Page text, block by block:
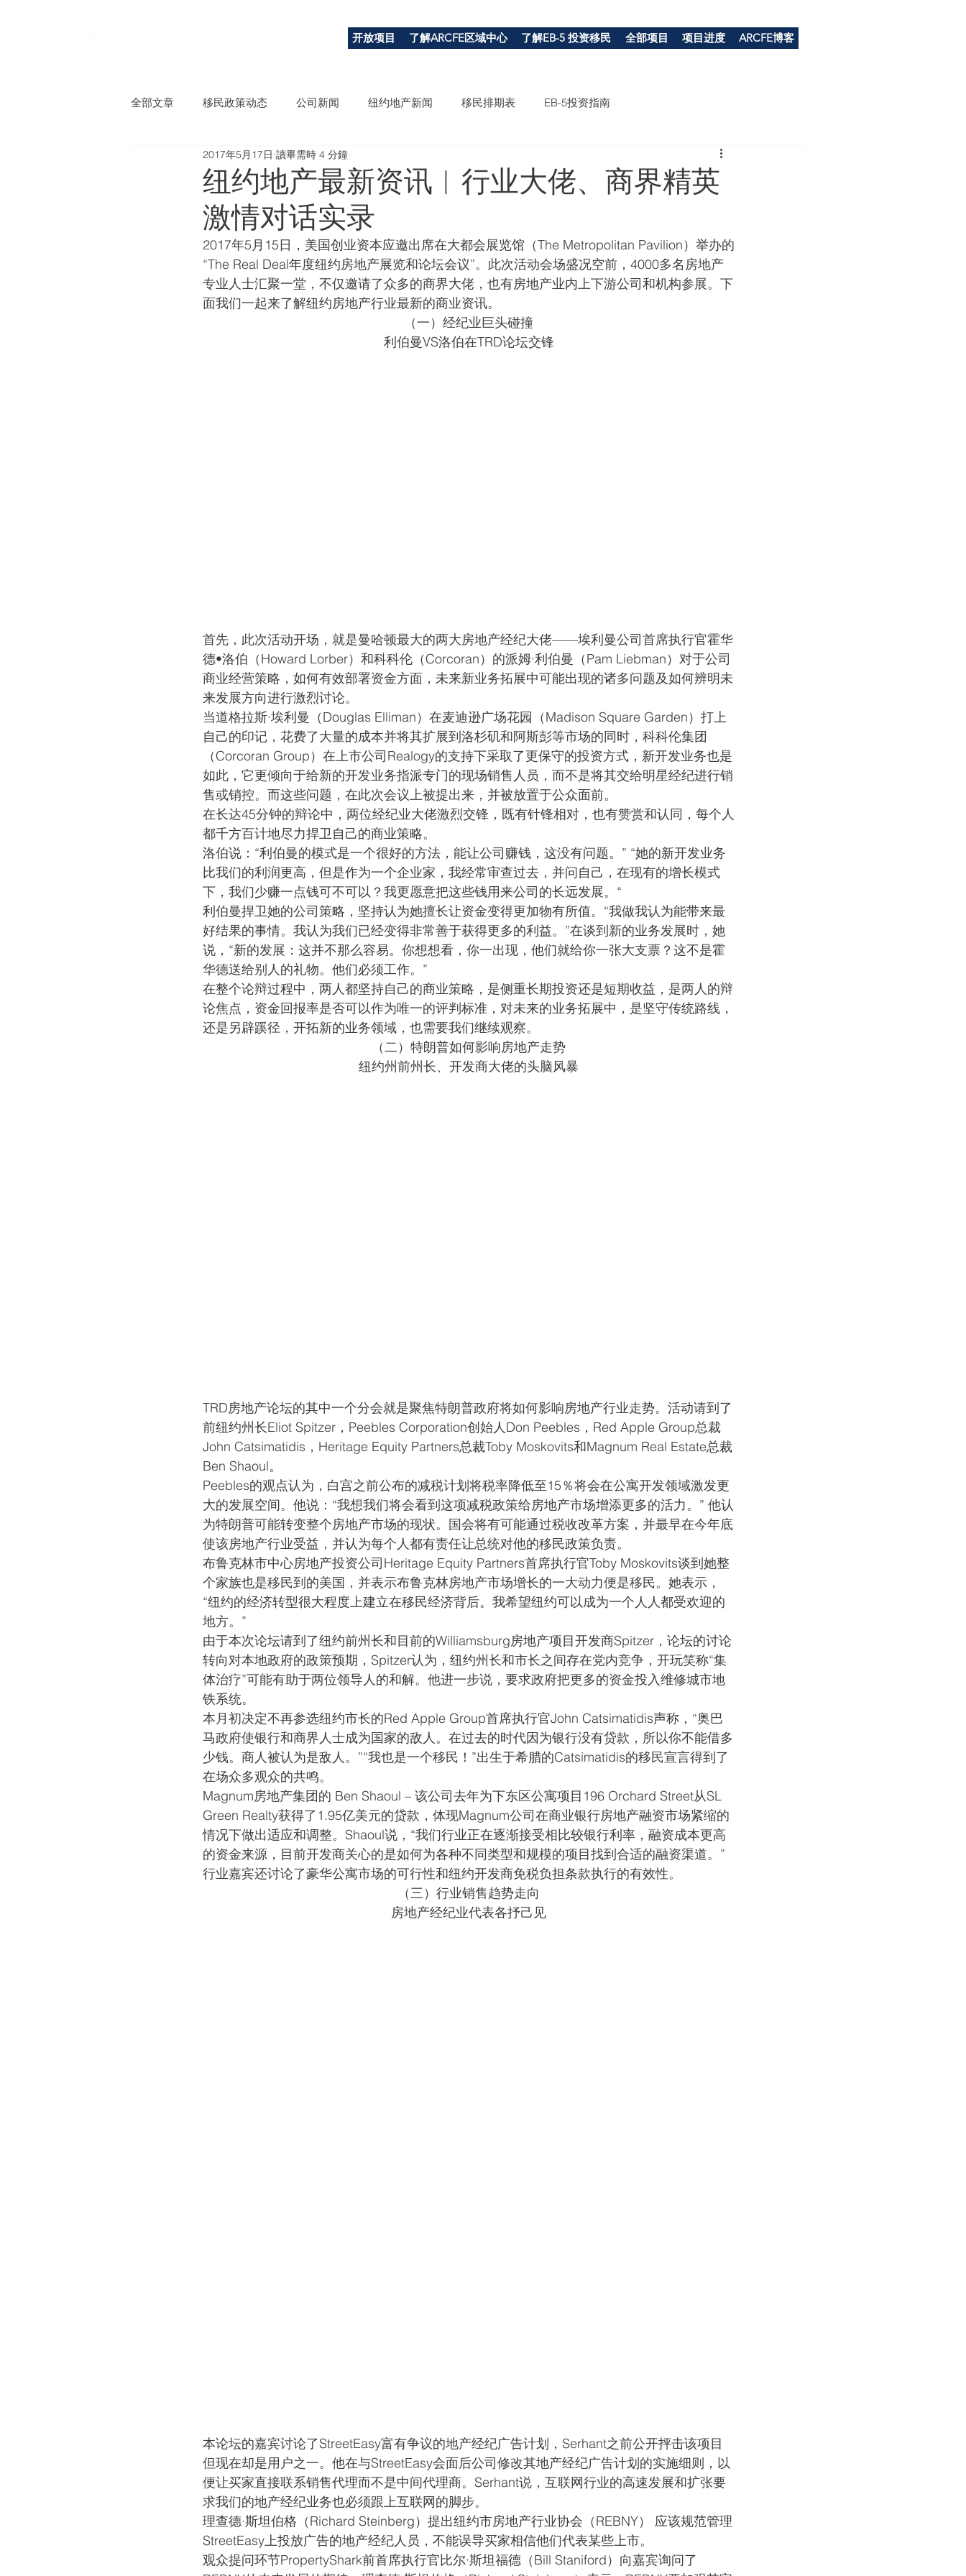
开放项目 了解ARCFE区域中心 了解EB-5 投资移民 全部项目 项目进度 ARCFE博客
全部文章 移民政策动态 公司新闻 纽约地产新闻 移民排期表 EB-5投资指南
纽约地产最新资讯︱行业大佬、商界精英
激情对话实录
2017年5月17日 讀畢需時 4 分鐘
2017年5月15日，美国创业资本应邀出席在大都会展览馆（The Metropolitan Pavilion）举办的
“The Real Deal年度纽约房地产展览和论坛会议”。此次活动会场盛况空前，4000多名房地产
专业人士汇聚一堂，不仅邀请了众多的商界大佬，也有房地产业内上下游公司和机构参展。下
面我们一起来了解纽约房地产行业最新的商业资讯。
（一）经纪业巨头碰撞
利伯曼VS洛伯在TRD论坛交锋
首先，此次活动开场，就是曼哈顿最大的两大房地产经纪大佬——埃利曼公司首席执行官霍华
德•洛伯（Howard Lorber）和科科伦（Corcoran）的派姆·利伯曼（Pam Liebman）对于公司
商业经营策略，如何有效部署资金方面，未来新业务拓展中可能出现的诸多问题及如何辨明未
来发展方向进行激烈讨论。
当道格拉斯·埃利曼（Douglas Elliman）在麦迪逊广场花园（Madison Square Garden）打上
自己的印记，花费了大量的成本并将其扩展到洛杉矶和阿斯彭等市场的同时，科科伦集团
（Corcoran Group）在上市公司Realogy的支持下采取了更保守的投资方式，新开发业务也是
如此，它更倾向于给新的开发业务指派专门的现场销售人员，而不是将其交给明星经纪进行销
售或销控。而这些问题，在此次会议上被提出来，并被放置于公众面前。
在长达45分钟的辩论中，两位经纪业大佬激烈交锋，既有针锋相对，也有赞赏和认同，每个人
都千方百计地尽力捍卫自己的商业策略。
洛伯说：“利伯曼的模式是一个很好的方法，能让公司赚钱，这没有问题。” “她的新开发业务
比我们的利润更高，但是作为一个企业家，我经常审查过去，并问自己，在现有的增长模式
下，我们少赚一点钱可不可以？我更愿意把这些钱用来公司的长远发展。“
利伯曼捍卫她的公司策略，坚持认为她擅长让资金变得更加物有所值。“我做我认为能带来最
好结果的事情。我认为我们已经变得非常善于获得更多的利益。”在谈到新的业务发展时，她
说，“新的发展：这并不那么容易。你想想看，你一出现，他们就给你一张大支票？这不是霍
华德送给别人的礼物。他们必须工作。”
在整个论辩过程中，两人都坚持自己的商业策略，是侧重长期投资还是短期收益，是两人的辩
论焦点，资金回报率是否可以作为唯一的评判标准，对未来的业务拓展中，是坚守传统路线，
还是另辟蹊径，开拓新的业务领域，也需要我们继续观察。
（二）特朗普如何影响房地产走势
纽约州前州长、开发商大佬的头脑风暴
TRD房地产论坛的其中一个分会就是聚焦特朗普政府将如何影响房地产行业走势。活动请到了
前纽约州长Eliot Spitzer，Peebles Corporation创始人Don Peebles，Red Apple Group总裁
John Catsimatidis，Heritage Equity Partners总裁Toby Moskovits和Magnum Real Estate总裁
Ben Shaoul。
Peebles的观点认为，白宫之前公布的减税计划将税率降低至15％将会在公寓开发领域激发更
大的发展空间。他说：“我想我们将会看到这项减税政策给房地产市场增添更多的活力。” 他认
为特朗普可能转变整个房地产市场的现状。国会将有可能通过税收改革方案，并最早在今年底
使该房地产行业受益，并认为每个人都有责任让总统对他的移民政策负责。
布鲁克林市中心房地产投资公司Heritage Equity Partners首席执行官Toby Moskovits谈到她整
个家族也是移民到的美国，并表示布鲁克林房地产市场增长的一大动力便是移民。她表示，
“纽约的经济转型很大程度上建立在移民经济背后。我希望纽约可以成为一个人人都受欢迎的
地方。”
由于本次论坛请到了纽约前州长和目前的Williamsburg房地产项目开发商Spitzer，论坛的讨论
转向对本地政府的政策预期，Spitzer认为，纽约州长和市长之间存在党内竞争，开玩笑称“集
体治疗”可能有助于两位领导人的和解。他进一步说，要求政府把更多的资金投入维修城市地
铁系统。
本月初决定不再参选纽约市长的Red Apple Group首席执行官John Catsimatidis声称，“奥巴
马政府使银行和商界人士成为国家的敌人。在过去的时代因为银行没有贷款，所以你不能借多
少钱。商人被认为是敌人。”“我也是一个移民！”出生于希腊的Catsimatidis的移民宣言得到了
在场众多观众的共鸣。
Magnum房地产集团的 Ben Shaoul – 该公司去年为下东区公寓项目196 Orchard Street从SL
Green Realty获得了1.95亿美元的贷款，体现Magnum公司在商业银行房地产融资市场紧缩的
情况下做出适应和调整。Shaoul说，“我们行业正在逐渐接受相比较银行利率，融资成本更高
的资金来源，目前开发商关心的是如何为各种不同类型和规模的项目找到合适的融资渠道。”
行业嘉宾还讨论了豪华公寓市场的可行性和纽约开发商免税负担条款执行的有效性。
（三）行业销售趋势走向
房地产经纪业代表各抒己见
本论坛的嘉宾讨论了StreetEasy富有争议的地产经纪广告计划，Serhant之前公开抨击该项目
但现在却是用户之一。他在与StreetEasy会面后公司修改其地产经纪广告计划的实施细则，以
便让买家直接联系销售代理而不是中间代理商。Serhant说，互联网行业的高速发展和扩张要
求我们的地产经纪业务也必须跟上互联网的脚步。
理查德·斯坦伯格（Richard Steinberg）提出纽约市房地产行业协会（REBNY） 应该规范管理
StreetEasy上投放广告的地产经纪人员，不能误导买家相信他们代表某些上市。
观众提问环节PropertyShark前首席执行官比尔·斯坦福德（Bill Staniford）向嘉宾询问了